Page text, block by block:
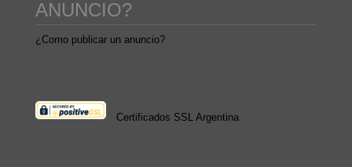
ANUNCIO?
¿Como publicar un anuncio?
Certificados SSL Argentina